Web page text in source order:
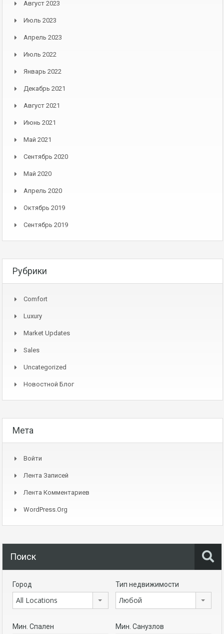
Август 2023
Июль 2023
Апрель 2023
Июль 2022
Январь 2022
Декабрь 2021
Август 2021
Июнь 2021
Май 2021
Сентябрь 2020
Май 2020
Апрель 2020
Октябрь 2019
Сентябрь 2019
Рубрики
Comfort
Luxury
Market Updates
Sales
Uncategorized
Новостной Блог
Мета
Войти
Лента Записей
Лента Комментариев
WordPress.org
Поиск
Город
All Locations
Тип недвижимости
Любой
Мин. Спален Мин. Санузлов